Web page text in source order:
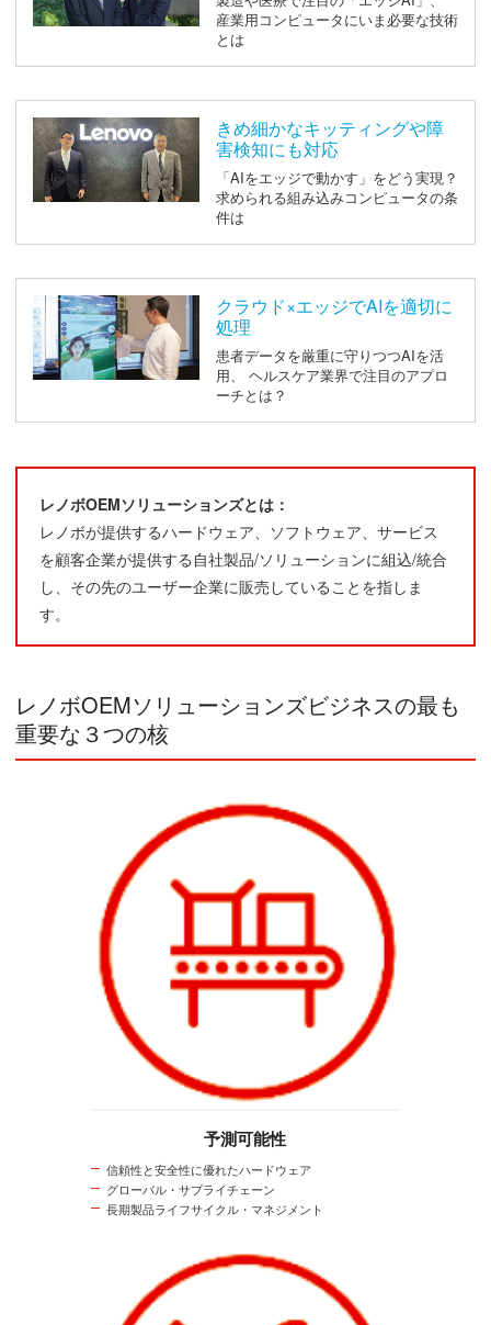
産業用コンピュータにいま必要な技術
とは
きめ細かなキッティングや障
害検知にも対応
「AIをエッジで動かす」をどう実現？
求められる組み込みコンピュータの条
件は
クラウド×エッジでAIを適切に
処理
患者データを厳重に守りつつAIを活
用、 ヘルスケア業界で注目のアプロ
ーチとは？
レノボOEMソリューションズとは：
レノボが提供するハードウェア、ソフトウェア、サービス
を顧客企業が提供する自社製品/ソリューションに組込/統合
し、その先のユーザー企業に販売していることを指しま
す。
レノボOEMソリューションズビジネスの最も
重要な３つの核
予測可能性
信頼性と安全性に優れたハードウェア
グローバル・サプライチェーン
長期製品ライフサイクル・マネジメント